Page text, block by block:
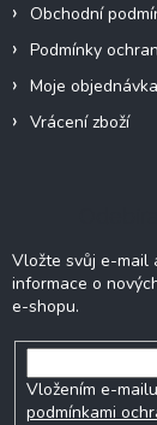
Obchodní
Podmínky
Moje objednávka
Vrácení zboží
Vložte svůj e-mail
informace o
e-shopu.
Vložením e-
podmínkami